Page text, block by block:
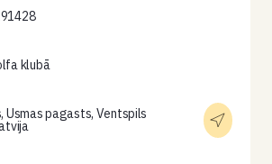
klubā
Usmas pagasts, Ventspils